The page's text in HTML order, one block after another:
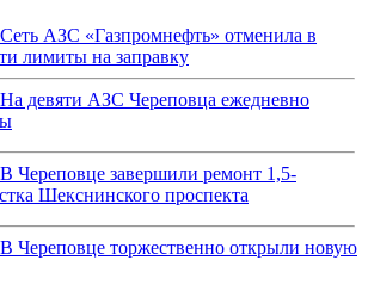
Сеть АЗС «Газпромнефть» отменила в
лимиты на заправку
На девяти АЗС Череповца ежедневно
В Череповце завершили ремонт 1,5-
Шекснинского проспекта
В Череповце торжественно открыли новую